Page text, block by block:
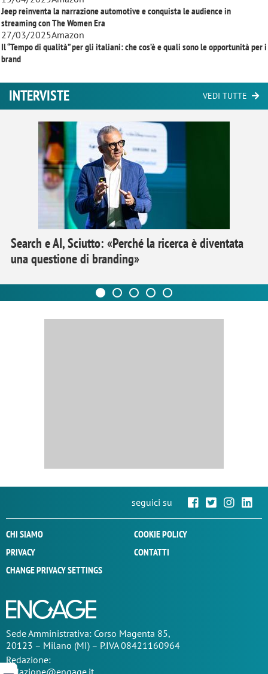
Jeep reinventa la narrazione automotive e conquista le audience in
streaming conThe Women Era
27/03/2025Amazon
Il “Tempo di qualità” per gli italiani: che cos’è e quali sono le opportunità per i
brand
INTERVISTE VEDI TUTTE
Search e AI, Sciutto: «Perché la ricerca è diventata
una questione di branding»
seguici su
CHI SIAMO
COOKIE POLICY
PRIVACY
CONTATTI
CHANGE PRIVACY SETTINGS
SedeAmministrativa: Corso Magenta 85,
20123 – Milano (MI) – P.IVA 08421160964
Redazione:
redazione@engage.it